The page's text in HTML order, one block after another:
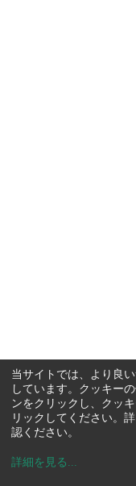
当サイトでは、より良
しています。クッキー
ンをクリックし、クッ
リックしてください。
認ください。
詳細を見る ...